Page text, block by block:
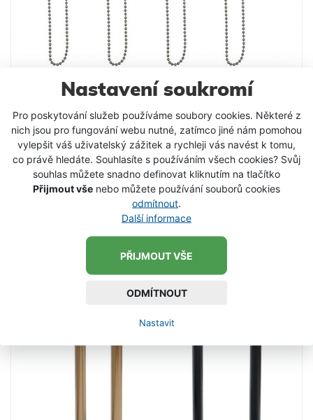
Nastavení soukromí
Pro poskytování služeb používáme soubory cookies. Některé z
nich jsou pro fungování webu nutné, zatímco jiné nám pomohou
vylepšit váš uživatelský zážitek a rychleji vás navést k tomu,
co právě hledáte. Souhlasíte s používáním všech cookies? Svůj
souhlas můžete snadno definovat kliknutím na tlačítko
Přijmout vše nebo můžete používání souborů cookies
odmítnout.
Další informace
PŘIJMOUT VŠE
ODMÍTNOUT
Nastavit
Delphin Řetízkový Swinger CSW II
Mechanismus držáku vlasce je postaven na
osvědčeném systému. Řetízek signalizátoru je
odepínací, což umožňuje ponechání celého držáku
na rázsoške nebo stojanu. Opětovné připevnění
signalizátoru je tak otázkou několika vteřin. Hlavu
signalizátoru je možné zatížit dodatečnými
závažími. S takto zatíženou hlavou můžete pohodlně
použít signalizátor iv silném toku, případně za
silného větru. CSW II se dodává na trh ve čtyřech
od160 Kč
DETAIL PRODUKTU